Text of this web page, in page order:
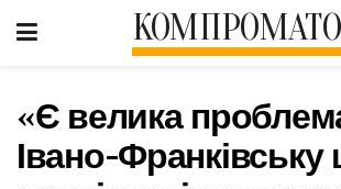
«Є велика
Івано-